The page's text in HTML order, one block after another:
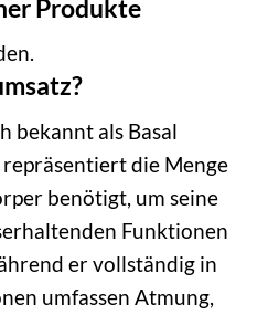
Produkte
bekannt als Basal
die Menge
benötigt, um seine
Funktionen
er vollständig in
umfassen Atmung,